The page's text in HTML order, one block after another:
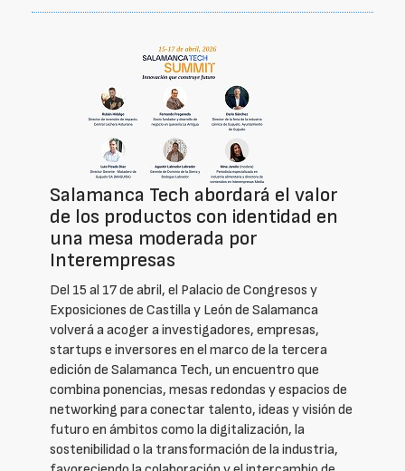
Salamanca Tech abordará el valor
de los productos con identidad en
una mesa moderada por
Interempresas
Del 15 al 17 de abril, el Palacio de Congresos y
Exposiciones de Castilla y León de Salamanca
volverá a acoger a investigadores, empresas,
startups e inversores en el marco de la tercera
edición de Salamanca Tech, un encuentro que
combina ponencias, mesas redondas y espacios de
networking para conectar talento, ideas y visión de
futuro en ámbitos como la digitalización, la
sostenibilidad o la transformación de la industria,